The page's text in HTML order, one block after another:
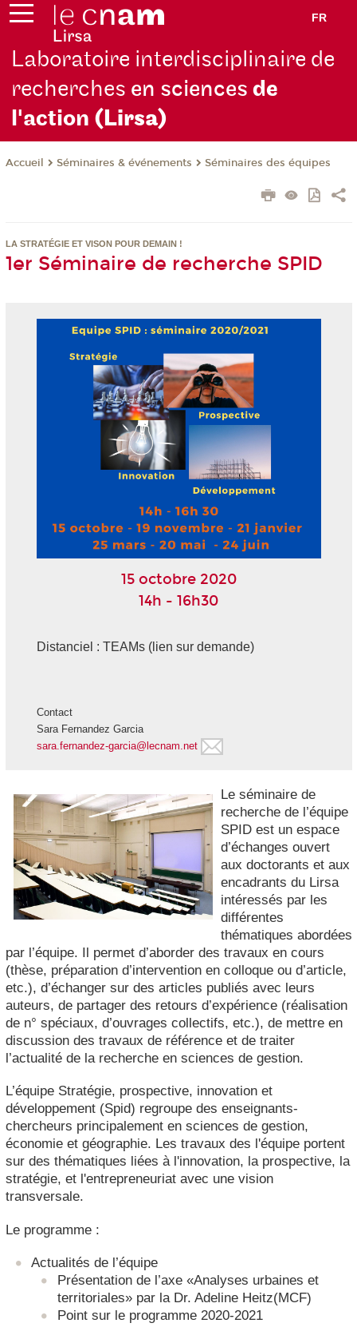
FR
Laboratoire interdisciplinaire de
recherches en sciencesde
l'action (Lirsa)
Accueil Séminaires & événements Séminaires des équipes
LA STRATÉGIE ET VISON POUR DEMAIN !
1er Séminaire de recherche SPID
15 octobre 2020
14h - 16h30
Distanciel : TEAMs (lien sur demande)
Contact
Sara Fernandez Garcia
sara.fernandez-garcia@lecnam.net
Le séminaire de
recherche de l’équipe
SPID est un espace
d’échanges ouvert
aux doctorants et aux
encadrants du Lirsa
intéressés par les
différentes
thématiques abordées
par l’équipe. Il permet d’aborder des travaux en cours
(thèse, préparation d’intervention en colloque ou d’article,
etc.), d’échanger sur des articles publiés avec leurs
auteurs, de partager des retours d’expérience (réalisation
de n° spéciaux, d’ouvrages collectifs, etc.), de mettre en
discussion des travaux de référence et de traiter
l’actualité de la recherche en sciences de gestion.
L’équipe Stratégie, prospective, innovation et
développement (Spid) regroupe des enseignants-
chercheurs principalement en sciences de gestion,
économie et géographie. Les travaux des l'équipe portent
sur des thématiques liées à l'innovation, la prospective, la
stratégie, et l'entrepreneuriat avec une vision
transversale.
Le programme :
Actualités de l’équipe
Présentation de l’axe «Analyses urbaines et
territoriales» par la Dr. Adeline Heitz(MCF)
Point sur le programme 2020-2021